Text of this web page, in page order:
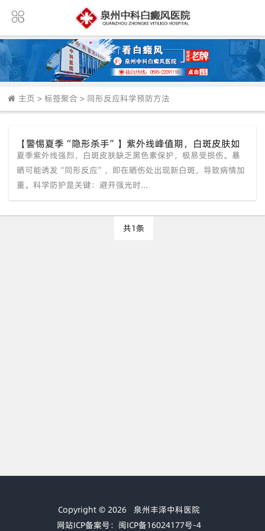
主页 > 标签聚合 > 同形反应科学预防方法
【警惕夏季“隐形杀手”】紫外线峰值期，白斑皮肤如
何避免“越晒越白”的同形反应？
夏季紫外线强烈，白斑皮肤缺乏黑色素保护，极易受损伤。暴
晒可能诱发“同形反应”，即在晒伤处出现新白斑，导致病情加
重。科学防护是关键：避开强光时...
共1条
Copyright © 2026 泉州丰泽中科医院
网站ICP备案号：闽ICP备16024177号-4